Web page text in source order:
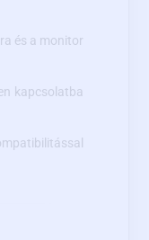
és a monitor
kapcsolatba